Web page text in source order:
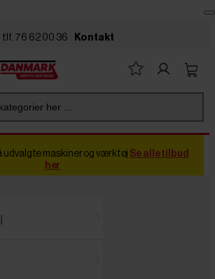
tlf. 76 62 00 36 Kontakt
her ...
udvalgte maskiner og værktøj Se alle tilbud
her